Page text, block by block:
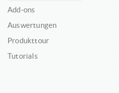
Add-ons
Auswertungen
Produkttour
Tutorials